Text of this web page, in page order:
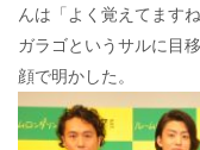
んは「よく覚えてます
ガラゴというサルに目
顔で明かした。